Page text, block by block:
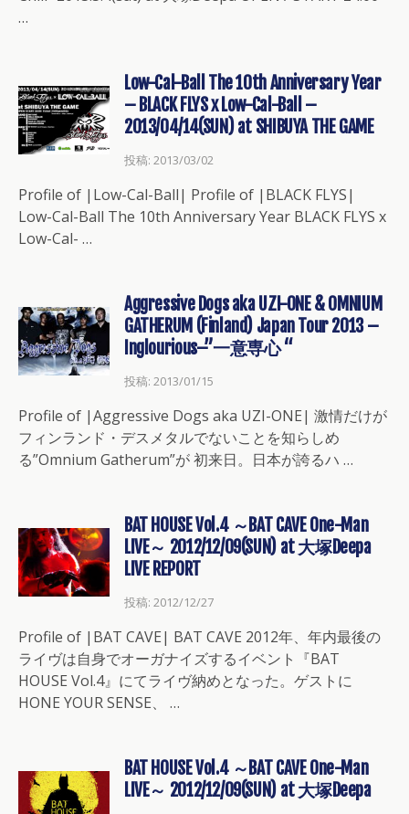
…
Low-Cal-Ball The 10th Anniversary Year
– BLACK FLYS x Low-Cal-Ball –
2013/04/14(SUN) at SHIBUYA THE GAME
投稿: 2013/03/02
Profile of |Low-Cal-Ball| Profile of |BLACK FLYS|
Low-Cal-Ball The 10th Anniversary Year BLACK FLYS x
Low-Cal- …
Aggressive Dogs aka UZI-ONE & OMNIUM
GATHERUM (Finland) Japan Tour 2013 –
Inglourious–”一意専心 “
投稿: 2013/01/15
Profile of |Aggressive Dogs aka UZI-ONE| 激情だけが
フィンランド・デスメタルでないことを知らしめ
る”Omnium Gatherum”が 初来日。日本が誇るハ …
BAT HOUSE Vol.4 ～BAT CAVE One-Man
LIVE～ 2012/12/09(SUN) at 大塚Deepa
LIVE REPORT
投稿: 2012/12/27
Profile of |BAT CAVE| BAT CAVE 2012年、年内最後の
ライヴは自身でオーガナイズするイベント『BAT
HOUSE Vol.4』にてライヴ納めとなった。ゲストに
HONE YOUR SENSE、 …
BAT HOUSE Vol.4 ～BAT CAVE One-Man
LIVE～ 2012/12/09(SUN) at 大塚Deepa